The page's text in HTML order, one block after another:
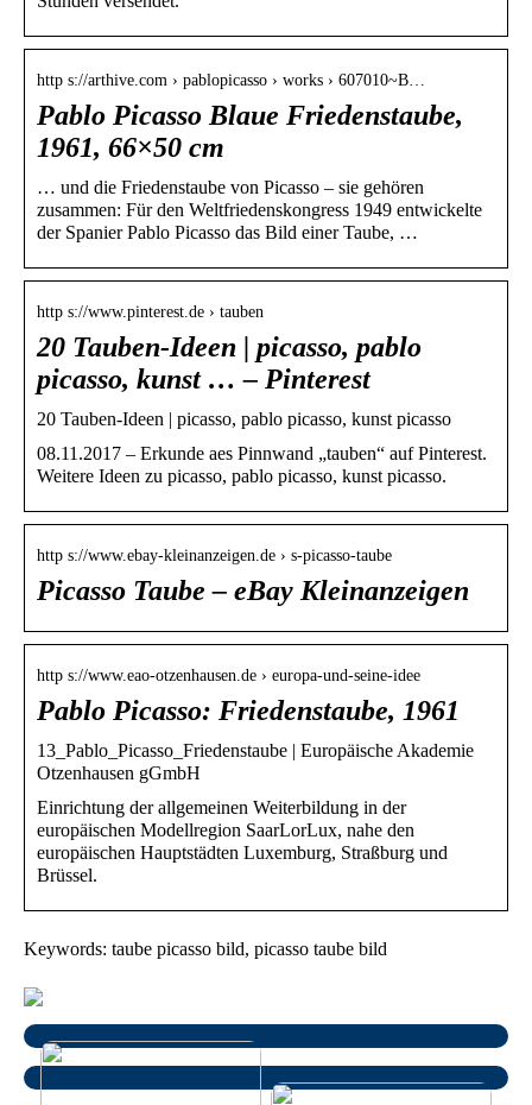
http s://arthive.com › pablopicasso › works › 607010~B…
Pablo Picasso Blaue Friedenstaube,
1961, 66×50 cm
… und die Friedenstaube von Picasso – sie gehören
zusammen: Für den Weltfriedenskongress 1949 entwickelte
der Spanier Pablo Picasso das Bild einer Taube, …
http s://www.pinterest.de › tauben
20 Tauben-Ideen | picasso, pablo
picasso, kunst … – Pinterest
20 Tauben-Ideen | picasso, pablo picasso, kunst picasso
08.11.2017 – Erkunde aes Pinnwand „tauben“ auf Pinterest.
Weitere Ideen zu picasso, pablo picasso, kunst picasso.
http s://www.ebay-kleinanzeigen.de › s-picasso-taube
Picasso Taube – eBay Kleinanzeigen
http s://www.eao-otzenhausen.de › europa-und-seine-idee
Pablo Picasso: Friedenstaube, 1961
13_Pablo_Picasso_Friedenstaube | Europäische Akademie
Otzenhausen gGmbH
Einrichtung der allgemeinen Weiterbildung in der
europäischen Modellregion SaarLorLux, nahe den
europäischen Hauptstädten Luxemburg, Straßburg und
Brüssel.
Keywords: taube picasso bild, picasso taube bild